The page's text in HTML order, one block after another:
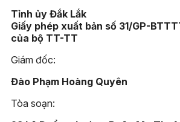
Tỉnh ủy Đắk Lắk
Giấy phép xuất bản số 31/GP-
của bộ TT-TT
Giám đốc:
Đào Phạm Hoàng Quyên
Tòa soạn: